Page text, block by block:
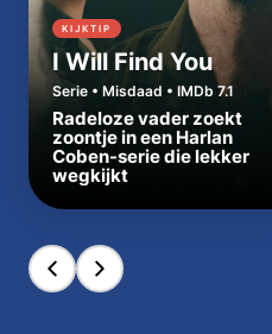
KIJKTIP
I Will Find You
Serie • Misdaad • IMDb 7.1
Radeloze vader zoekt
zoontje in een Harlan
Coben-serie die lekker
wegkijkt